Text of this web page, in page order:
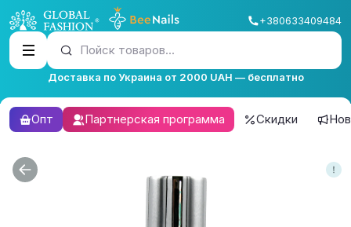
+380633409484
Пойск товаров...
Доставка по Украина от 2000 UAH — бесплатно
Опт Партнерская программа Скидки